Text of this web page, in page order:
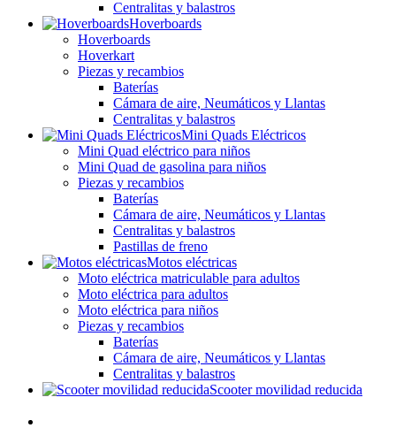
Centralitas y balastros
Hoverboards
Hoverboards
Hoverkart
Piezas y recambios
Baterías
Cámara de aire, Neumáticos y Llantas
Centralitas y balastros
Mini Quads Eléctricos
Mini Quad eléctrico para niños
Mini Quad de gasolina para niños
Piezas y recambios
Baterías
Cámara de aire, Neumáticos y Llantas
Centralitas y balastros
Pastillas de freno
Motos eléctricas
Moto eléctrica matriculable para adultos
Moto eléctrica para adultos
Moto eléctrica para niños
Piezas y recambios
Baterías
Cámara de aire, Neumáticos y Llantas
Centralitas y balastros
Scooter movilidad reducida